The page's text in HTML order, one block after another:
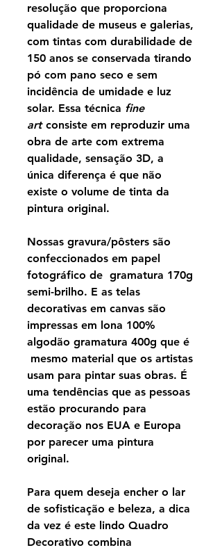
resolução que proporciona
qualidade de museus e galerias,
com tintas com durabilidade de
150 anos se conservada tirando
pó com pano seco e sem
incidência de umidade e luz
solar. Essa técnica fine
artconsiste em reproduzir uma
obra de arte com extrema
qualidade, sensação 3D, a
única diferença é que não
existe o volume de tinta da
pintura original.
Nossas gravura/pôsters são
confeccionados em papel
fotográfico de gramatura 170g
semi-brilho. E as telas
decorativas em canvas são
impressas em lona 100%
algodão gramatura 400g que é
mesmo material que os artistas
usam para pintar suas obras. É
uma tendências que as pessoas
estão procurando para
decoração nos EUA e Europa
por parecer uma pintura
original.
Para quem deseja encher o lar
de sofisticação e beleza, a dica
da vez é este lindo Quadro
Decorativo combina